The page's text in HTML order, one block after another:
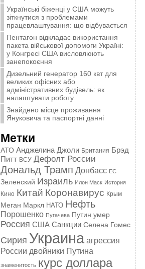
Українські біженці у США можуть
зіткнутися з проблемами
працевлаштування: що відбувається
Пентагон відкладає використання
пакета військової допомоги Україні:
у Конгресі США висловлюють
занепокоєння
Дизельний генератор 160 квт для
великих офісних або
адміністративних будівель: як
налаштувати роботу
Знайдено місце проживання
Януковича та паспортні данні
Метки
АТО Анджелина Джоли Британия Брэд
Питт ВСУ Дефолт России
Дональд Трамп Донбасс ЕС
Зеленский Израиль Илон Маск История
Кино Китай Коронавирус Крым
Меган Маркл НАТО Нефть
Порошенко Пугачева Путин умер
Россия США Санкции Селена Гомес
Сирия Украина агрессия
России двойники Путина
знаменитость курс доллара